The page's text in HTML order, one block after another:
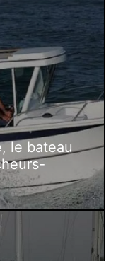
le bateau